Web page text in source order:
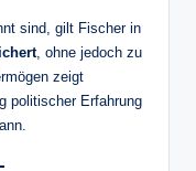
sind, gilt Fischer in
, ohne jedoch zu
zeigt
politischer Erfahrung